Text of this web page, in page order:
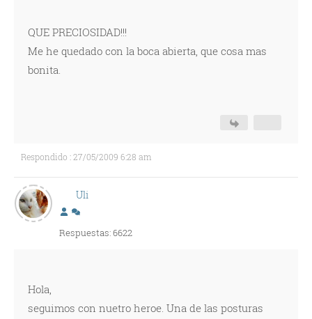
QUE PRECIOSIDAD!!!
Me he quedado con la boca abierta, que cosa mas
bonita.
Respondido : 27/05/2009 6:28 am
Uli
Respuestas: 6622
Hola,
seguimos con nuetro heroe. Una de las posturas